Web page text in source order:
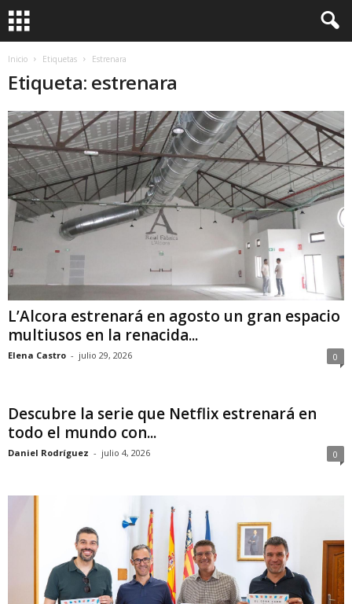
Inicio Etiquetas Estrenara
Etiqueta: estrenara
L’Alcora estrenará en agosto un gran espacio
multiusos en la renacida...
Elena Castro - julio 29, 2026 0
Descubre la serie que Netflix estrenará en
todo el mundo con...
Daniel Rodríguez - julio 4, 2026 0